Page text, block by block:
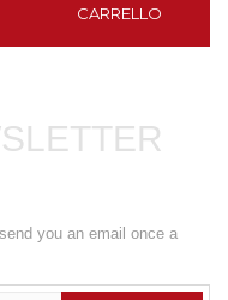
CARRELLO
you an email once a